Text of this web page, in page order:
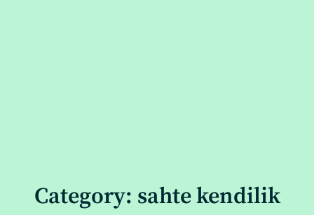
Category: sahte kendilik